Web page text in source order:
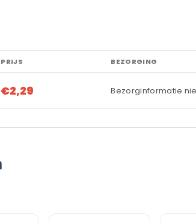
PRIJS BEZORGING
€2,29 Bezorginformatie